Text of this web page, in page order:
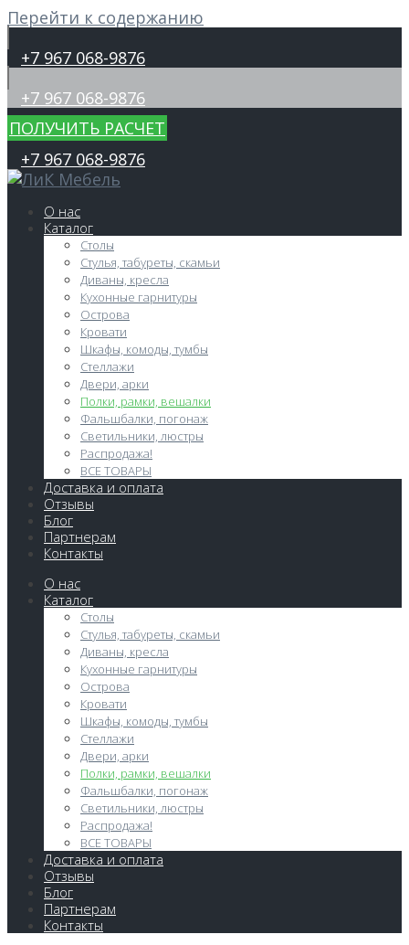
Перейти к содержанию
+7 967 068-9876
+7 967 068-9876
ПОЛУЧИТЬ РАСЧЕТ
+7 967 068-9876
О нас
Каталог
Столы
Стулья, табуреты, скамьи
Диваны, кресла
Кухонные гарнитуры
Острова
Кровати
Шкафы, комоды, тумбы
Стеллажи
Двери, арки
Полки, рамки, вешалки
Фальшбалки, погонаж
Светильники, люстры
Распродажа!
ВСЕ ТОВАРЫ
Доставка и оплата
Отзывы
Блог
Партнерам
Контакты
О нас
Каталог
Столы
Стулья, табуреты, скамьи
Диваны, кресла
Кухонные гарнитуры
Острова
Кровати
Шкафы, комоды, тумбы
Стеллажи
Двери, арки
Полки, рамки, вешалки
Фальшбалки, погонаж
Светильники, люстры
Распродажа!
ВСЕ ТОВАРЫ
Доставка и оплата
Отзывы
Блог
Партнерам
Контакты